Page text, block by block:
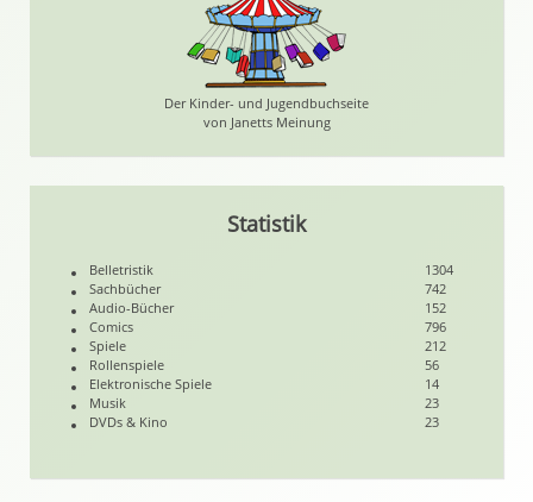
Der Kinder- und Jugendbuchseite
von Janetts Meinung
Statistik
Belletristik
1304
Sachbücher
742
Audio-Bücher
152
Comics
796
Spiele
212
Rollenspiele
56
Elektronische Spiele
14
Musik
23
DVDs & Kino
23